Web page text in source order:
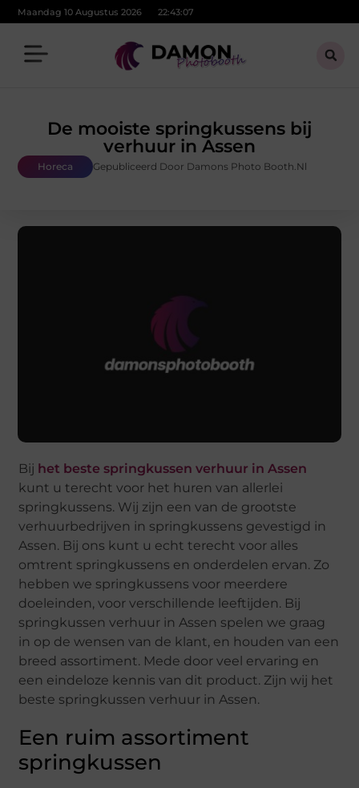
Maandag 10 Augustus 2026 22:43:08
De mooiste springkussens bij
verhuur in Assen
Horeca Gepubliceerd Door Damons Photo Booth.nl
Bij het beste springkussen verhuur in Assen
kunt u terecht voor het huren van allerlei
springkussens. Wij zijn een van de grootste
verhuurbedrijven in springkussens gevestigd in
Assen. Bij ons kunt u echt terecht voor alles
omtrent springkussens en onderdelen ervan. Zo
hebben we springkussens voor meerdere
doeleinden, voor verschillende leeftijden. Bij
springkussen verhuur in Assen spelen we graag
in op de wensen van de klant, en houden van een
breed assortiment. Mede door veel ervaring en
een eindeloze kennis van dit product. Zijn wij het
beste springkussen verhuur in Assen.
Een ruim assortiment
springkussen